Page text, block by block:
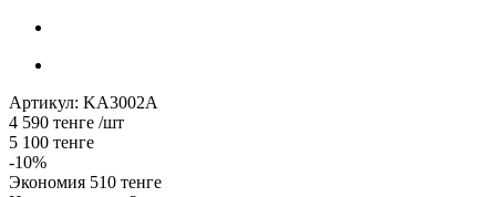
Артикул: KA3002A
4 590 тенге /шт
5 100 тенге
-10%
Экономия 510 тенге